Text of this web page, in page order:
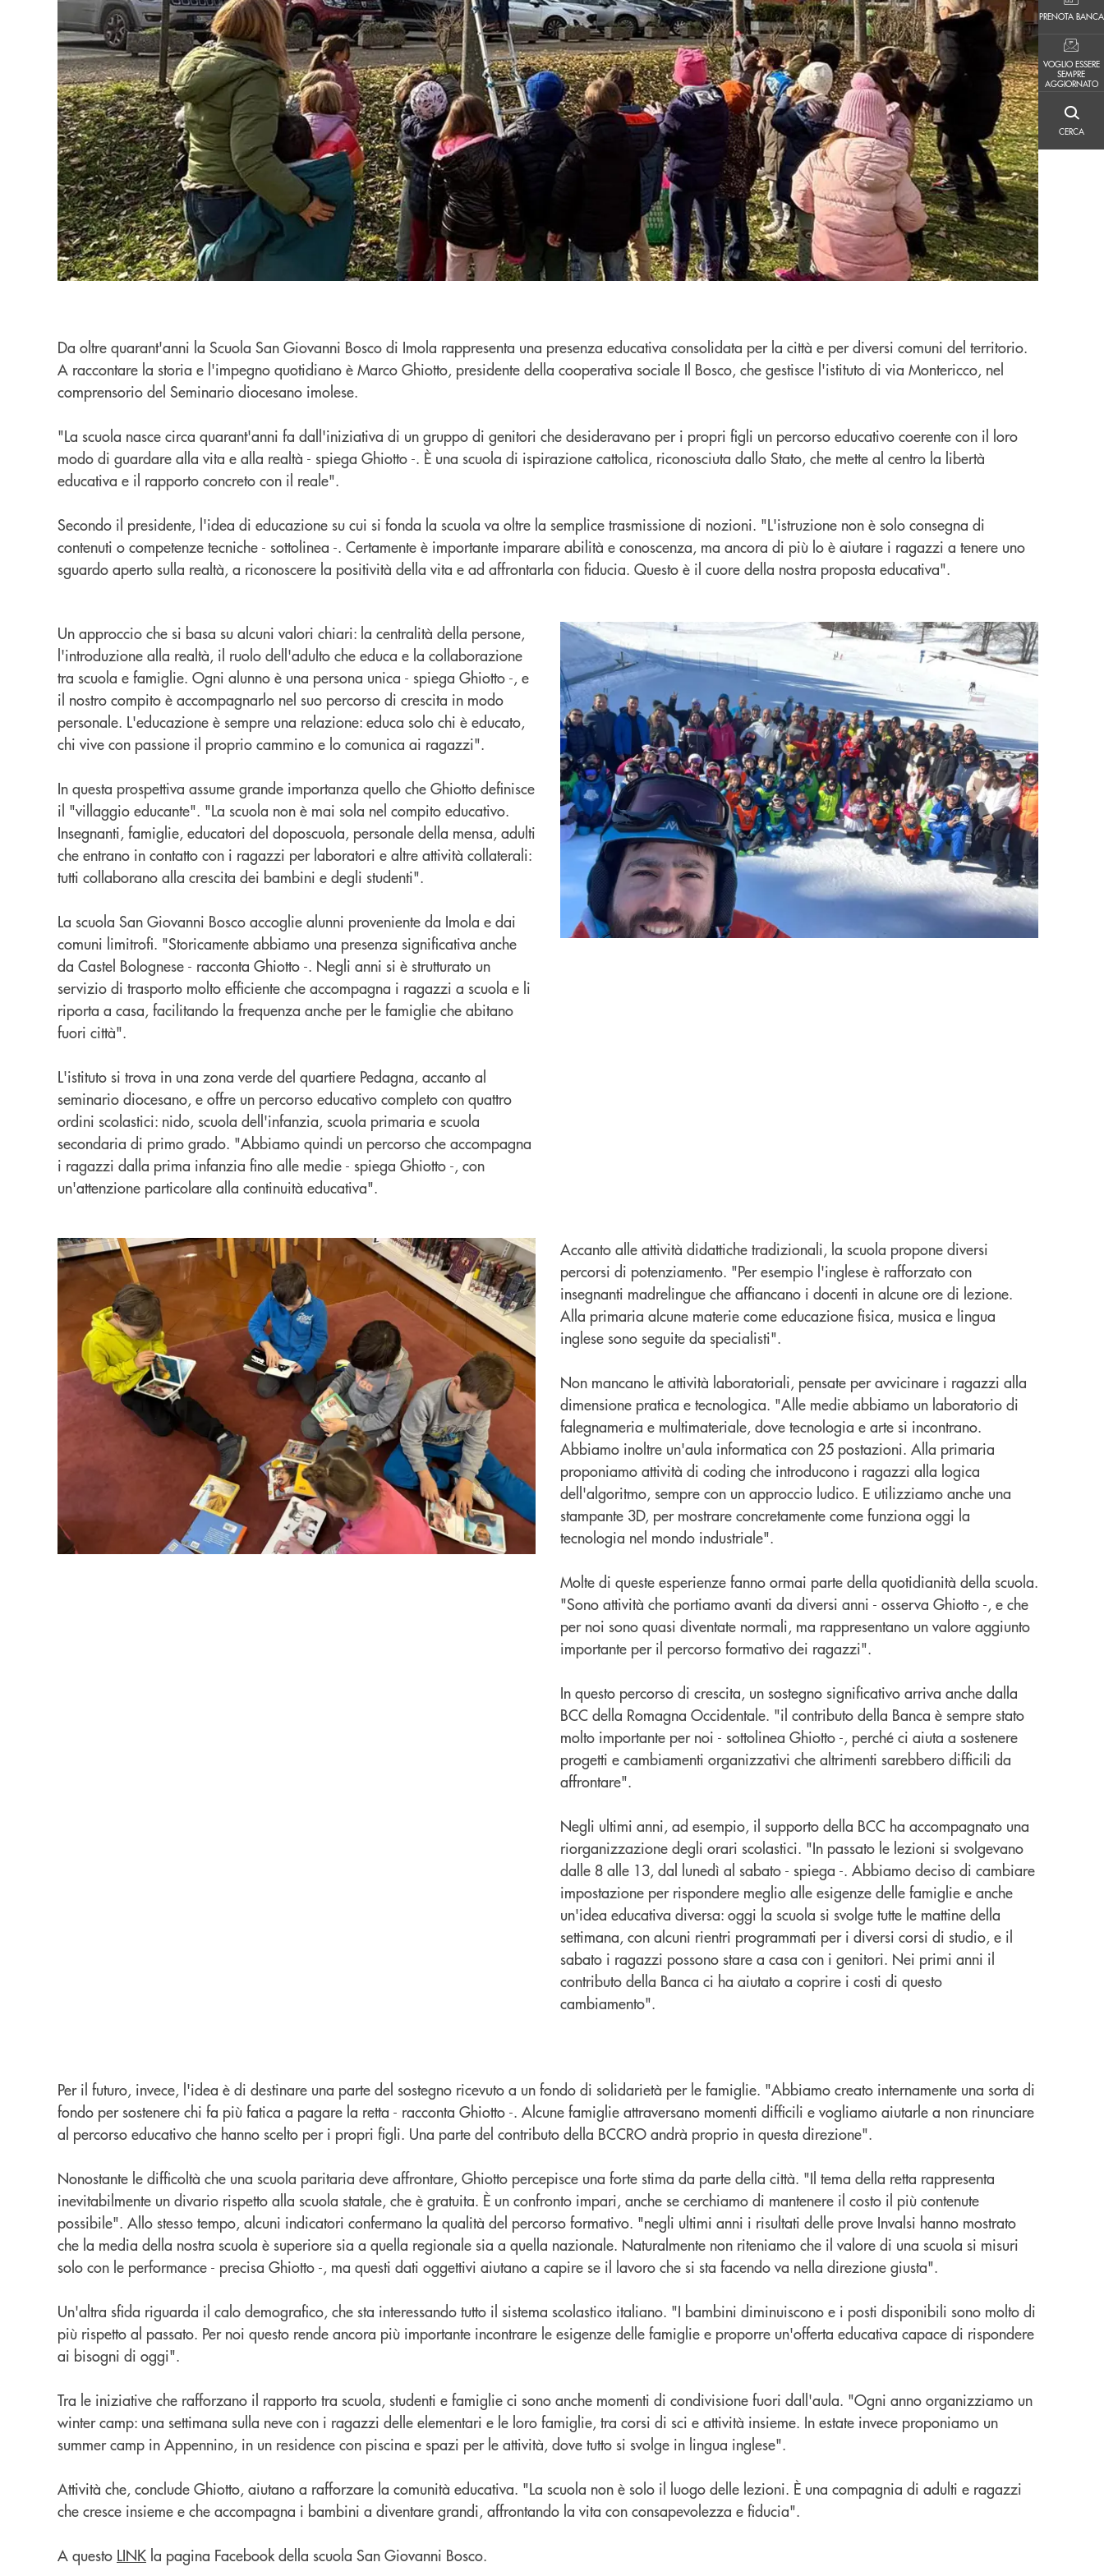
PRENOTA BANCA
PRENOTA BANCA
VOGLIO ESSERE
SEMPRE
AGGIORNATO
VOGLIO ESSERE SEMPRE AGGIORNATO
CERCA
CERCA
Da oltre quarant'anni la Scuola San Giovanni Bosco di Imola rappresenta una presenza educativa consolidata per la città e per diversi comuni del territorio.
A raccontare la storia e l'impegno quotidiano è Marco Ghiotto, presidente della cooperativa sociale Il Bosco, che gestisce l'istituto di via Montericco, nel
comprensorio del Seminario diocesano imolese.
"La scuola nasce circa quarant'anni fa dall'iniziativa di un gruppo di genitori che desideravano per i propri figli un percorso educativo coerente con il loro
modo di guardare alla vita e alla realtà - spiega Ghiotto -. È una scuola di ispirazione cattolica, riconosciuta dallo Stato, che mette al centro la libertà
educativa e il rapporto concreto con il reale".
Secondo il presidente, l'idea di educazione su cui si fonda la scuola va oltre la semplice trasmissione di nozioni. "L'istruzione non è solo consegna di
contenuti o competenze tecniche - sottolinea -. Certamente è importante imparare abilità e conoscenza, ma ancora di più lo è aiutare i ragazzi a tenere uno
sguardo aperto sulla realtà, a riconoscere la positività della vita e ad affrontarla con fiducia. Questo è il cuore della nostra proposta educativa".
Un approccio che si basa su alcuni valori chiari: la centralità della persone,
l'introduzione alla realtà, il ruolo dell'adulto che educa e la collaborazione
tra scuola e famiglie. Ogni alunno è una persona unica - spiega Ghiotto -, e
il nostro compito è accompagnarlo nel suo percorso di crescita in modo
personale. L'educazione è sempre una relazione: educa solo chi è educato,
chi vive con passione il proprio cammino e lo comunica ai ragazzi".
In questa prospettiva assume grande importanza quello che Ghiotto definisce
il "villaggio educante". "La scuola non è mai sola nel compito educativo.
Insegnanti, famiglie, educatori del doposcuola, personale della mensa, adulti
che entrano in contatto con i ragazzi per laboratori e altre attività collaterali:
tutti collaborano alla crescita dei bambini e degli studenti".
La scuola San Giovanni Bosco accoglie alunni proveniente da Imola e dai
comuni limitrofi. "Storicamente abbiamo una presenza significativa anche
da Castel Bolognese - racconta Ghiotto -. Negli anni si è strutturato un
servizio di trasporto molto efficiente che accompagna i ragazzi a scuola e li
riporta a casa, facilitando la frequenza anche per le famiglie che abitano
fuori città".
L'istituto si trova in una zona verde del quartiere Pedagna, accanto al
seminario diocesano, e offre un percorso educativo completo con quattro
ordini scolastici: nido, scuola dell'infanzia, scuola primaria e scuola
secondaria di primo grado. "Abbiamo quindi un percorso che accompagna
i ragazzi dalla prima infanzia fino alle medie - spiega Ghiotto -, con
un'attenzione particolare alla continuità educativa".
Accanto alle attività didattiche tradizionali, la scuola propone diversi
percorsi di potenziamento. "Per esempio l'inglese è rafforzato con
insegnanti madrelingue che affiancano i docenti in alcune ore di lezione.
Alla primaria alcune materie come educazione fisica, musica e lingua
inglese sono seguite da specialisti".
Non mancano le attività laboratoriali, pensate per avvicinare i ragazzi alla
dimensione pratica e tecnologica. "Alle medie abbiamo un laboratorio di
falegnameria e multimateriale, dove tecnologia e arte si incontrano.
Abbiamo inoltre un'aula informatica con 25 postazioni. Alla primaria
proponiamo attività di coding che introducono i ragazzi alla logica
dell'algoritmo, sempre con un approccio ludico. E utilizziamo anche una
stampante 3D, per mostrare concretamente come funziona oggi la
tecnologia nel mondo industriale".
Molte di queste esperienze fanno ormai parte della quotidianità della scuola.
"Sono attività che portiamo avanti da diversi anni - osserva Ghiotto -, e che
per noi sono quasi diventate normali, ma rappresentano un valore aggiunto
importante per il percorso formativo dei ragazzi".
In questo percorso di crescita, un sostegno significativo arriva anche dalla
BCC della Romagna Occidentale. "il contributo della Banca è sempre stato
molto importante per noi - sottolinea Ghiotto -, perché ci aiuta a sostenere
progetti e cambiamenti organizzativi che altrimenti sarebbero difficili da
affrontare".
Negli ultimi anni, ad esempio, il supporto della BCC ha accompagnato una
riorganizzazione degli orari scolastici. "In passato le lezioni si svolgevano
dalle 8 alle 13, dal lunedì al sabato - spiega -. Abbiamo deciso di cambiare
impostazione per rispondere meglio alle esigenze delle famiglie e anche
un'idea educativa diversa: oggi la scuola si svolge tutte le mattine della
settimana, con alcuni rientri programmati per i diversi corsi di studio, e il
sabato i ragazzi possono stare a casa con i genitori. Nei primi anni il
contributo della Banca ci ha aiutato a coprire i costi di questo
cambiamento".
Per il futuro, invece, l'idea è di destinare una parte del sostegno ricevuto a un fondo di solidarietà per le famiglie. "Abbiamo creato internamente una sorta di
fondo per sostenere chi fa più fatica a pagare la retta - racconta Ghiotto -. Alcune famiglie attraversano momenti difficili e vogliamo aiutarle a non rinunciare
al percorso educativo che hanno scelto per i propri figli. Una parte del contributo della BCCRO andrà proprio in questa direzione".
Nonostante le difficoltà che una scuola paritaria deve affrontare, Ghiotto percepisce una forte stima da parte della città. "Il tema della retta rappresenta
inevitabilmente un divario rispetto alla scuola statale, che è gratuita. È un confronto impari, anche se cerchiamo di mantenere il costo il più contenute
possibile". Allo stesso tempo, alcuni indicatori confermano la qualità del percorso formativo. "negli ultimi anni i risultati delle prove Invalsi hanno mostrato
che la media della nostra scuola è superiore sia a quella regionale sia a quella nazionale. Naturalmente non riteniamo che il valore di una scuola si misuri
solo con le performance - precisa Ghiotto -, ma questi dati oggettivi aiutano a capire se il lavoro che si sta facendo va nella direzione giusta".
Un'altra sfida riguarda il calo demografico, che sta interessando tutto il sistema scolastico italiano. "I bambini diminuiscono e i posti disponibili sono molto di
più rispetto al passato. Per noi questo rende ancora più importante incontrare le esigenze delle famiglie e proporre un'offerta educativa capace di rispondere
ai bisogni di oggi".
Tra le iniziative che rafforzano il rapporto tra scuola, studenti e famiglie ci sono anche momenti di condivisione fuori dall'aula. "Ogni anno organizziamo un
winter camp: una settimana sulla neve con i ragazzi delle elementari e le loro famiglie, tra corsi di sci e attività insieme. In estate invece proponiamo un
summer camp in Appennino, in un residence con piscina e spazi per le attività, dove tutto si svolge in lingua inglese".
Attività che, conclude Ghiotto, aiutano a rafforzare la comunità educativa. "La scuola non è solo il luogo delle lezioni. È una compagnia di adulti e ragazzi
che cresce insieme e che accompagna i bambini a diventare grandi, affrontando la vita con consapevolezza e fiducia".
A questo LINK la pagina Facebook della scuola San Giovanni Bosco.